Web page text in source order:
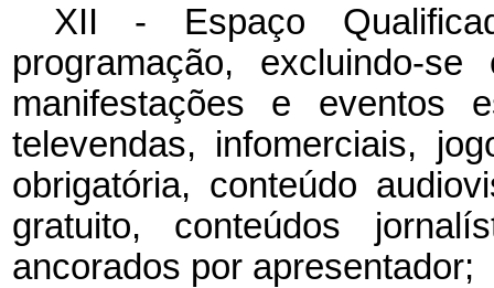
XII - Espaço
programação, excluindo-
manifestações e eventos
televendas, infomerciais,
obrigatória, conteúdo
gratuito, conteúdos
ancorados por apresentador;